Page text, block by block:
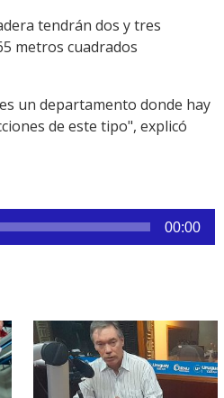
tendrán dos y tres
metros cuadrados
un departamento donde hay
de este tipo", explicó
00:00